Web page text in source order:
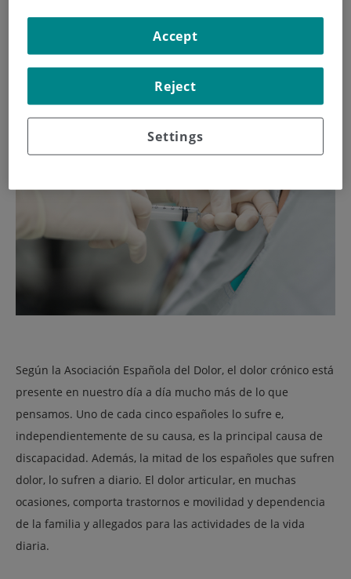
Clínica del Dolor Teknon, nos ha dado las claves a tener en
cuenta para tratar un problema que afecta tanto a quien lo
padece como a todo su entorno.
Según la Asociación Española del Dolor, el dolor crónico está
presente en nuestro día a día mucho más de lo que
pensamos. Uno de cada cinco españoles lo sufre e,
independientemente de su causa, es la principal causa de
discapacidad. Además, la mitad de los españoles que sufren
dolor, lo sufren a diario. El dolor articular, en muchas
ocasiones, comporta trastornos e movilidad y dependencia
de la familia y allegados para las actividades de la vida
diaria.
Settings
Reject
Accept